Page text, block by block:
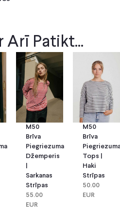
Arī Patikt...
M50
Brīva
Piegriezuma
Džemperis
Sarkanas
Strīpas
55.00
EUR
M50
Brīva
Tops |
Haki
Strīpas
50.00
EUR